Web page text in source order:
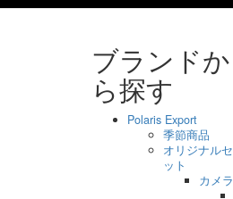
ブランドか
ら探す
Polaris Export
季節商品
オリジナルセ
ット
カメラ